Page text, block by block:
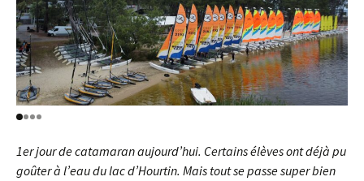
1er jour de catamaran aujourd’hui. Certains élèves ont déjà pu
goûter à l’eau du lac d’Hourtin. Mais tout se passe super bien